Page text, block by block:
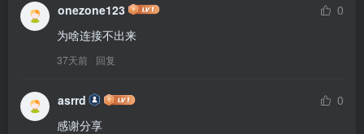
onezone123
0
为啥连接不出来
37天前 回复
asrrd
0
感谢分享